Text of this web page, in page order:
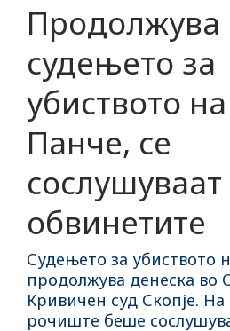
Продолжува
судењето за
убиството
Панче, се
сослушуваат
обвинетите
Судењето за убиството
продолжува денеска во
Кривичен суд Скопје.
рочиште беше